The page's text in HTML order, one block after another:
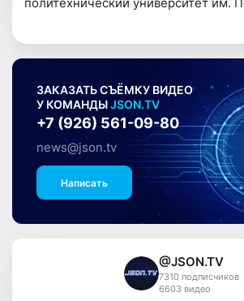
ЗАКАЗАТЬ СЪЁМКУ ВИДЕО
У КОМАНДЫJSON.TV
+7 (926) 561-09-80
news@json.tv
Написать
@JSON.TV
7310 подписчиков
6603 видео